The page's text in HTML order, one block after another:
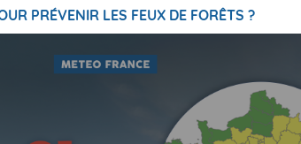
PRÉVENIR LES FEUX DE FORÊTS ?